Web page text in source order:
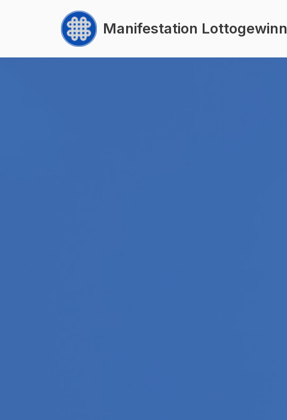
Inhalt
Manifestation Lottogewinn